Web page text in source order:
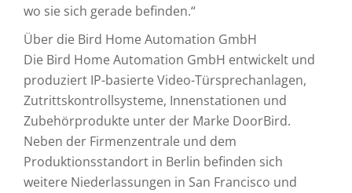
wo sie sich gerade befinden.“
Über die Bird Home Automation GmbH
Die Bird Home Automation GmbH entwickelt und
produziert IP-basierte Video-Türsprechanlagen,
Zutrittskontrollsysteme, Innenstationen und
Zubehörprodukte unter der Marke DoorBird.
Neben der Firmenzentrale und dem
Produktionsstandort in Berlin befinden sich
weitere Niederlassungen in San Francisco und